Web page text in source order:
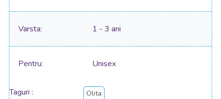
Varsta 1 - 3 ani
Pentru Unisex
Taguri Olita